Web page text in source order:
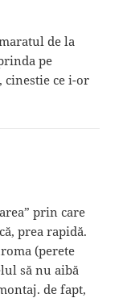
de la
pe
cinestie ce i-or
prin care
prea rapidă.
(perete
să nu aibă
de fapt,